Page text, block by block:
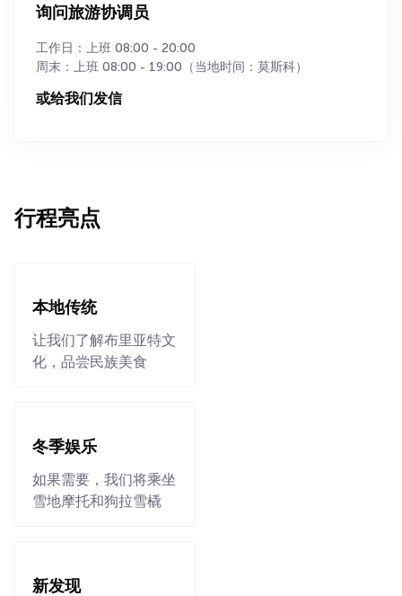
询问旅游协调员
工作日：上班 08:00 - 20:00
周末：上班 08:00 - 19:00（当地时间：莫斯科）
或给我们发信
行程亮点
本地传统
让我们了解布里亚特文
化，品尝民族美食
冬季娱乐
如果需要，我们将乘坐
雪地摩托和狗拉雪橇
新发现